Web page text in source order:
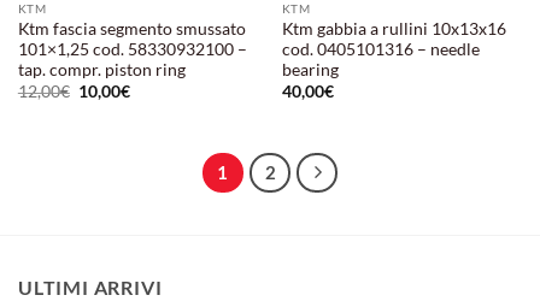
KTM
Ktm fascia segmento smussato
101×1,25 cod. 58330932100 –
tap. compr. piston ring
12,00€ Il
prezzo
10,00€Il
KTM
Ktm gabbia a rullini 10x13x16
cod. 0405101316 – needle
bearing
40,00€
1 2
ULTIMI ARRIVI